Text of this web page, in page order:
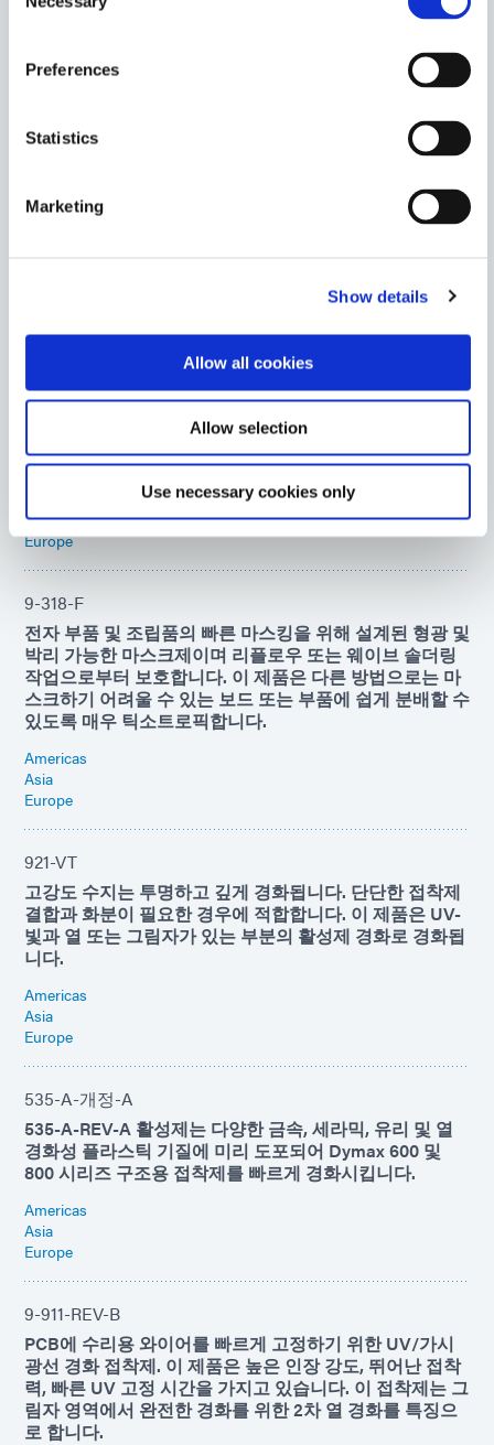
Selection
Preferences
Statistics
Marketing
Show details
Allow all cookies
Allow selection
Use necessary cookies only
Europe
9102
UV 조명과 그림자 영역의 2차 주변 습기 경화를 위해 설계
대한 응력을 낮추기 위해 높은 CTE/낮은 Tg를 가지고 있
으며 우수한 습기 및 열 저항성을 제공합니다.
이 투명한 캡슐화제는 먼저 자외선에 노출되면 경화되고,
그다음 주변 습기에 시간이 지나면 경화됩니다. 많은 기판
에 잘 결합되며 높은 CTE/낮은 Tg로 구성 요소에 가해지
는 응력이 낮습니다.
Asia
Europe
9-318-F
전자 부품 및 조립품의 빠른 마스킹을 위해 설계된 형광 및
박리 가능한 마스크제이며 리플로우 또는 웨이브 솔더링
작업으로부터 보호합니다. 이 제품은 다른 방법으로는 마
스크하기 어려울 수 있는 보드 또는 부품에 쉽게 분배할 수
있도록 매우 틱소트로픽합니다.
Americas
Asia
Europe
921-VT
고강도 수지는 투명하고 깊게 경화됩니다. 단단한 접착제
결합과 화분이 필요한 경우에 적합합니다. 이 제품은 UV-
빛과 열 또는 그림자가 있는 부분의 활성제 경화로 경화됩
니다.
Americas
Asia
Europe
535-A-개정-A
535-A-REV-A 활성제는 다양한 금속, 세라믹, 유리 및 열
경화성 플라스틱 기질에 미리 도포되어 Dymax 600 및
800 시리즈 구조용 접착제를 빠르게 경화시킵니다.
Americas
Asia
Europe
9-911-REV-B
PCB에 수리용 와이어를 빠르게 고정하기 위한 UV/가시
광선 경화 접착제. 이 제품은 높은 인장 강도, 뛰어난 접착
력, 빠른 UV 고정 시간을 가지고 있습니다. 이 접착제는 그
림자 영역에서 완전한 경화를 위한 2차 열 경화를 특징으
로 합니다.